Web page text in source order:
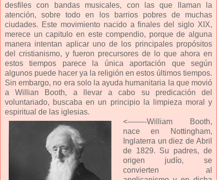
desfiles con bandas musicales, con las que llaman la
atención, sobre todo en los barrios pobres de muchas
ciudades. Este movimiento nacido a finales del siglo XIX,
merece un capitulo en este compendio, porque de alguna
manera intentan aplicar uno de los principales propósitos
del cristianismo, y fueron precursores de lo que ahora en
estos tiempos parece la única aportación que según
algunos puede hacer ya la religión en estos últimos tiempos.
Sin embargo, no era solo la ayuda humanitaria la que movió
a Willian Booth, a llevar a cabo su predicación del
voluntariado, buscaba en un principio la limpieza moral y
espiritual de las iglesias.
<--------William Booth,
nace en Nottingham,
Inglaterra un diez de Abril
de 1829. Su padres, de
origen judío, se
convierten al